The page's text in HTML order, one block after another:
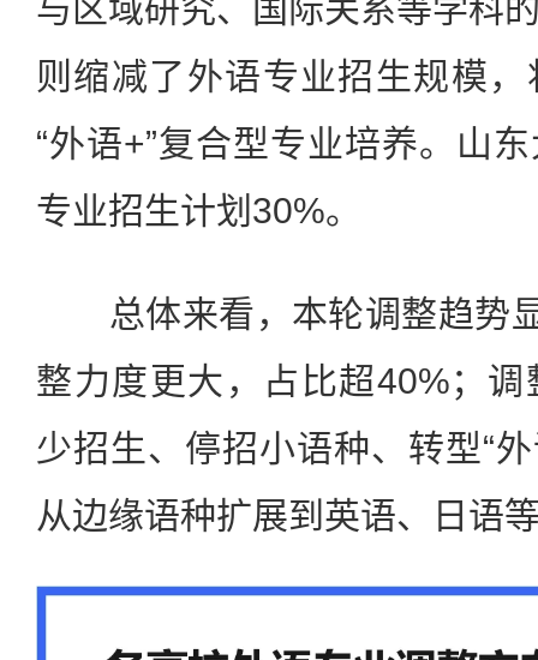
与区域研究、国际关系等学科
则缩减了外语专业招生规模
“外语+”复合型专业培养。山
专业招生计划30%。
总体来看，本轮调整趋势显
整力度更大，占比超40%；
少招生、停招小语种、转型“
从边缘语种扩展到英语、日语